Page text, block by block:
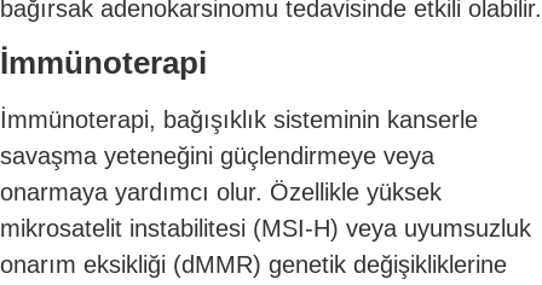
bağırsak adenokarsinomu tedavisinde etkili olabilir.
İmmünoterapi
İmmünoterapi, bağışıklık sisteminin kanserle
savaşma yeteneğini güçlendirmeye veya
onarmaya yardımcı olur. Özellikle yüksek
mikrosatelit instabilitesi (MSI-H) veya uyumsuzluk
onarım eksikliği (dMMR) genetik değişikliklerine